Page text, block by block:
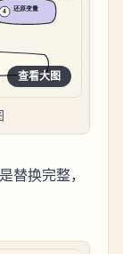
查看大图
替换完整，